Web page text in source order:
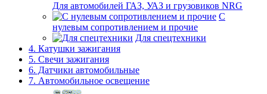
Для автомобилей ГАЗ, УАЗ и грузовиков NRG
С
нулевым сопротивлением и прочие
Для спецтехники
4. Катушки зажигания
5. Свечи зажигания
6. Датчики автомобильные
7. Автомобильное освещение